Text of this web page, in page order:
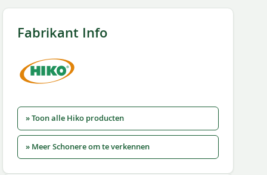
Fabrikant Info
» Toon alle Hiko producten
» Meer Schonere om te verkennen